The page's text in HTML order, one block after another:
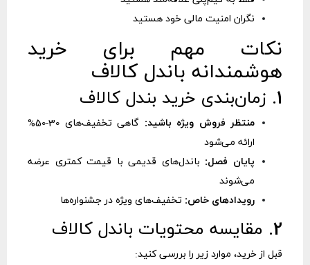
نگران امنیت مالی خود هستید
نکات مهم برای خرید
هوشمندانه باندل کالاف
1. زمان‌بندی خرید بندل کالاف
منتظر فروش ویژه باشید:
گاهی تخفیف‌های 30-50%
ارائه می‌شود
پایان فصل: باندل‌های قدیمی با قیمت کمتری عرضه
می‌شوند
رویدادهای خاص: تخفیف‌های ویژه در جشنواره‌ها
2. مقایسه محتویات باندل کالاف
قبل از خرید، موارد زیر را بررسی کنید: